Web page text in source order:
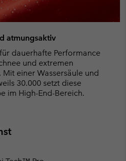
atmungsaktiv
dauerhafte Performance
und extremen
einer Wassersäule und
30.000 setzt diese
im High-End-Bereich.